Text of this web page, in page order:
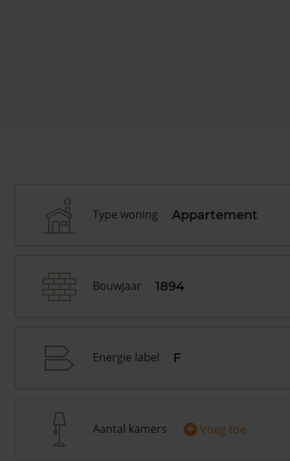
Type woning Appartement
Bouwjaar 1894
Energie label F
Aantal kamers + Voeg toe